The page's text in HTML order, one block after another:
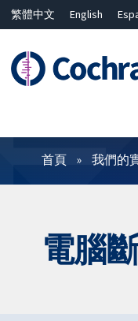
繁體中文 English
篩選條件
首頁 我們的
電腦